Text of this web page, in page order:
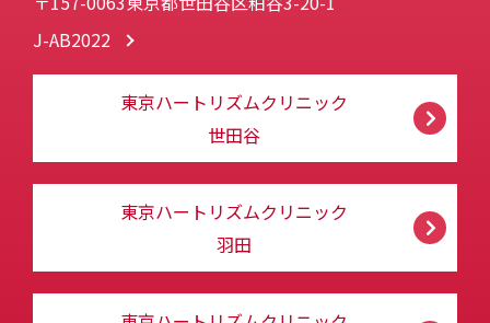
J-AB2022
東京ハートリズムクリニック
世田谷
東京ハートリズムクリニック
羽田